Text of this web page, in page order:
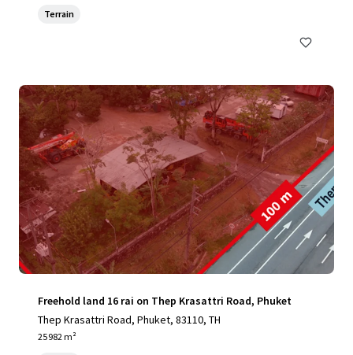
Terrain
Freehold land 16 rai on Thep Krasattri Road, Phuket
Thep Krasattri Road, Phuket, 83110, TH
25 982 m²